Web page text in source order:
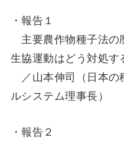
・報告１
主要農作物種子法の
生協運動はどう対処す
／山本伸司（日本の
ルシステム理事長）
・報告２